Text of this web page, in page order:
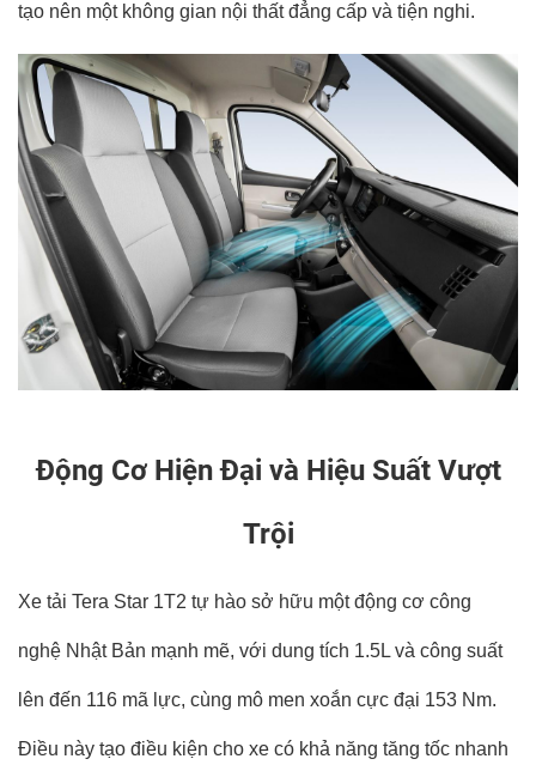
tạo nên một không gian nội thất đẳng cấp và tiện nghi.
Động Cơ Hiện Đại và Hiệu Suất Vượt
Trội
Xe tải Tera Star 1T2 tự hào sở hữu một động cơ công
nghệ Nhật Bản mạnh mẽ, với dung tích 1.5L và công suất
lên đến 116 mã lực, cùng mô men xoắn cực đại 153 Nm.
Điều này tạo điều kiện cho xe có khả năng tăng tốc nhanh